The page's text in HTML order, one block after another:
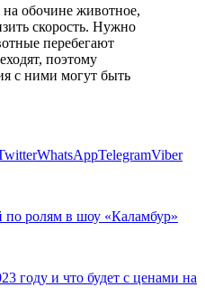
обочине животное,
скорость. Нужно
перебегают
поэтому
с ними могут быть
WhatsAppTelegramViber
по ролям в шоу «Каламбур»
году и что будет с ценами на